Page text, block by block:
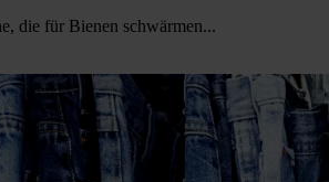
die für Bienen schwärmen...